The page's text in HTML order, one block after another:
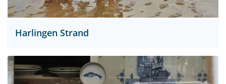
Harlingen Strand